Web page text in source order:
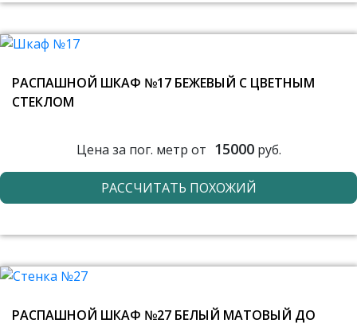
РАСПАШНОЙ ШКАФ №17 БЕЖЕВЫЙ С ЦВЕТНЫМ
СТЕКЛОМ
Цена за пог. метр от 15000руб.
РАССЧИТАТЬ ПОХОЖИЙ
РАСПАШНОЙ ШКАФ №27 БЕЛЫЙ МАТОВЫЙ ДО